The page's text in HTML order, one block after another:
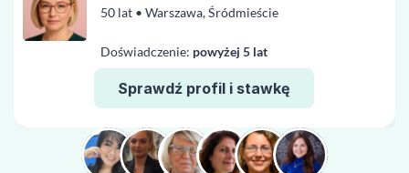
50 lat • Warszawa, Śródmieście
Doświadczenie: powyżej 5 lat
Sprawdź profil i stawkę